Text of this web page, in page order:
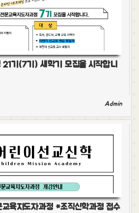
21기(7기) 새학기 모집을 시작합니
Admin
육지도자과정 *조직신학과정 접수